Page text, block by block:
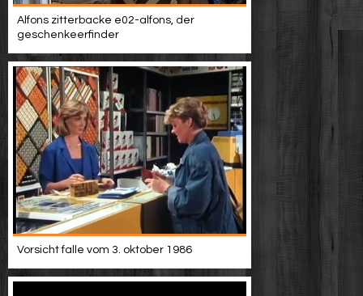
Alfons zitterbacke e02-alfons, der
geschenkeerfinder
Vorsicht falle vom 3. oktober 1986